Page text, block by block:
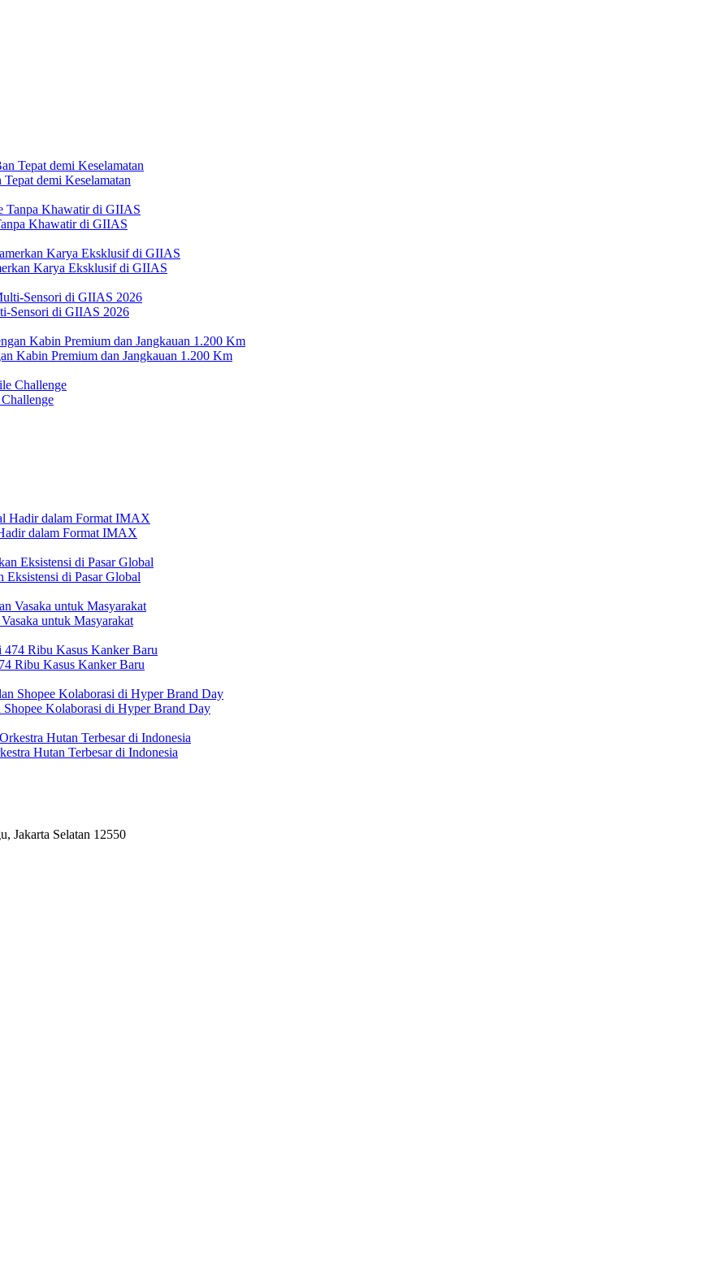
demi Keselamatan
Khawatir di GIIAS
Karya Eksklusif di GIIAS
Sensori di GIIAS 2026
Kabin Premium dan Jangkauan 1.200 Km
dalam Format IMAX
di Pasar Global
untuk Masyarakat
Ribu Kasus Kanker Baru
Kolaborasi di Hyper Brand Day
Hutan Terbesar di Indonesia
Jakarta Selatan 12550